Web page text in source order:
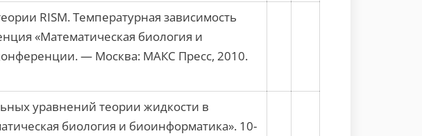
RISM. Температурная зависимость
«Математическая биология и
— Москва: МАКС Пресс, 2010.
уравнений теории жидкости в
биология и биоинформатика». 10-